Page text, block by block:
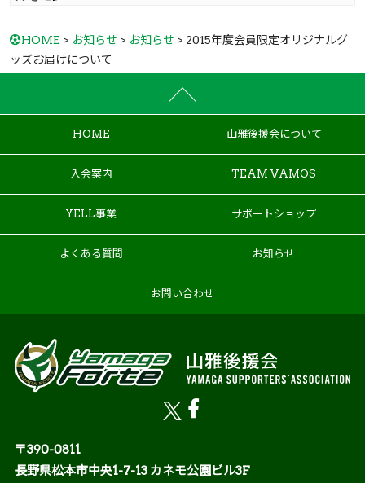
HOME > お知らせ > お知らせ > 2015年度会員限定オリジナルグ
ッズお届けについて
HOME 山雅後援会について
入会案内 TEAM VAMOS
YELL事業 サポートショップ
よくある質問 お知らせ
お問い合わせ
〒390-0811
長野県松本市中央1-7-13 カネモ公園ビル3F